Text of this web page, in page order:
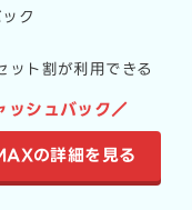
ク
ット割が利用できる
シュバック／
の詳細を見る